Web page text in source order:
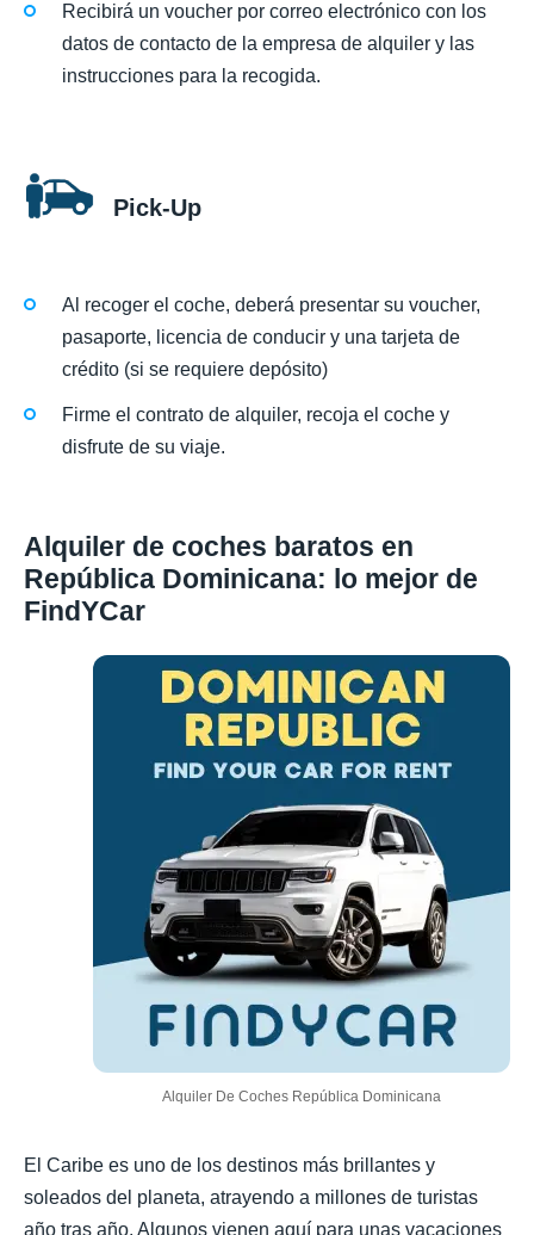
Recibirá un voucher por correo electrónico con los
datos de contacto de la empresa de alquiler y las
instrucciones para la recogida.
Pick-Up
Al recoger el coche, deberá presentar su voucher,
pasaporte, licencia de conducir y una tarjeta de
crédito (si se requiere depósito)
Firme el contrato de alquiler, recoja el coche y
disfrute de su viaje.
Alquiler de coches baratos en
República Dominicana: lo mejor de
FindYCar
Alquiler De Coches República Dominicana
El Caribe es uno de los destinos más brillantes y
soleados del planeta, atrayendo a millones de turistas
año tras año. Algunos vienen aquí para unas vacaciones